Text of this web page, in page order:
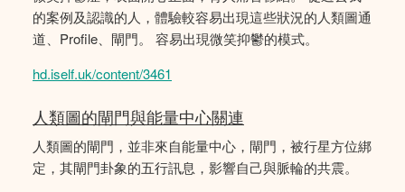
的案例及認識的人，體驗較容易出現這些狀況的人類圖通
道、Profile、閘門。 容易出現微笑抑鬱的模式。
hd.iself.uk/content/3461
人類圖的閘門與能量中心關連
人類圖的閘門，並非來自能量中心，閘門，被行星方位綁
定，其閘門卦象的五行訊息，影響自己與脈輪的共震。